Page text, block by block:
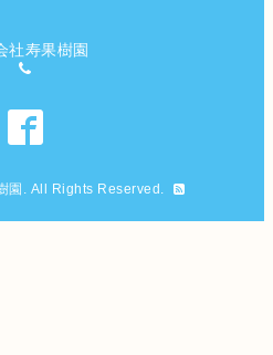
社寿果樹園
園 . All Rights Reserved.